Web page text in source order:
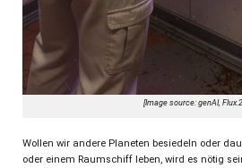
[Image source: genAI,
Wollen wir andere Planeten besiedeln oder
oder einem Raumschiff leben, wird es nötig